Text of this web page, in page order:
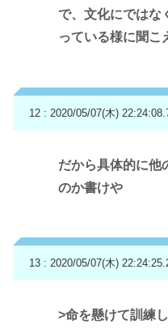
で、文化にではな
っている様に聞こ
12 : 2020/05/07(木)
だから具体的に他
のか書けや
13 : 2020/05/07(木)
>命を懸けて訓練